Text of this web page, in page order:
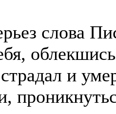
слова
и